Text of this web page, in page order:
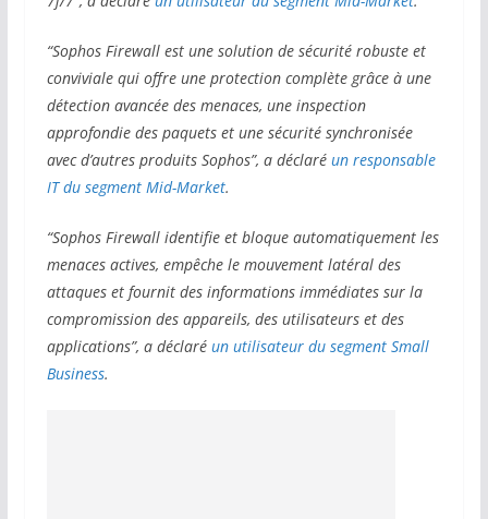
“Sophos Firewall est une solution de sécurité robuste et
conviviale qui offre une protection complète grâce à une
détection avancée des menaces, une inspection
approfondie des paquets et une sécurité synchronisée
avec d’autres produits Sophos”, a déclaré un responsable
IT du segment Mid-Market.
“Sophos Firewall identifie et bloque automatiquement les
menaces actives, empêche le mouvement latéral des
attaques et fournit des informations immédiates sur la
compromission des appareils, des utilisateurs et des
applications”, a déclaré un utilisateur du segment Small
Business.